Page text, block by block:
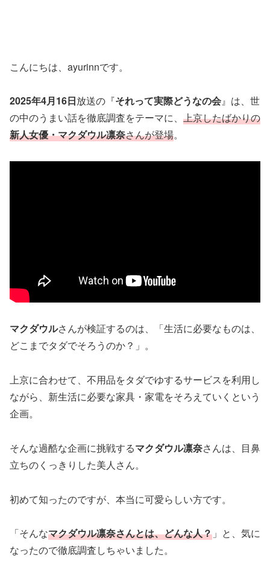
こんにちは、ayurinnです。
2025年4月16日放送の『それって実際どうなの会』は、世
の中のうまい話を徹底調査をテーマに、 上京したばかりの
新人女優・マクダウル凛奈さんが登場。
マクダウルさんが検証するのは、「生活に必要なものは、
どこまでタダでそろうのか？」。
上京に合わせて、不用品をタダでゆするサービスを利用し
ながら、新生活に必要な家具・家電をそろえていくという
企画。
そんな過酷な企画に挑戦するマクダウル凛奈さんは、目鼻
立ちのくっきりした美人さん。
初めて知ったのですが、本当に可愛らしい方です。
「そんなマクダウル凛奈さんとは、どんな人？ 」と、気に
なったので徹底調査しちゃいました。